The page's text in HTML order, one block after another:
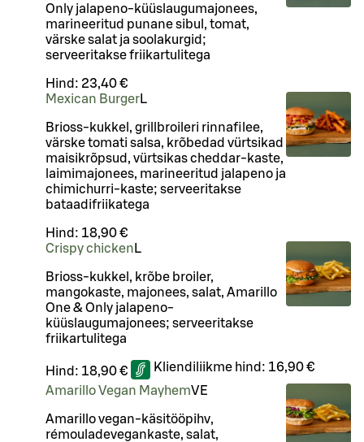
Only jalapeno-küüslaugumajonees,
marineeritud punane sibul, tomat,
värske salat ja soolakurgid;
serveeritakse friikartulitega
Hind: 23,40 €
Mexican BurgerL
Brioss-kukkel, grillbroileri rinnafilee,
värske tomati salsa, krõbedad vürtsikad
maisikrõpsud, vürtsikas cheddar-kaste,
laimimajonees, marineeritud jalapeno ja
chimichurri-kaste; serveeritakse
bataadifriikatega
Hind: 18,90 €
Crispy chicken L
Brioss-kukkel, krõbe broiler,
mangokaste, majonees, salat, Amarillo
One & Only jalapeno-
küüslaugumajonees; serveeritakse
friikartulitega
Hind: 18,90 € Kliendiliikme hind: 16,90 €
Amarillo Vegan MayhemVE
Amarillo vegan-käsitööpihv,
rémouladevegankaste, salat,